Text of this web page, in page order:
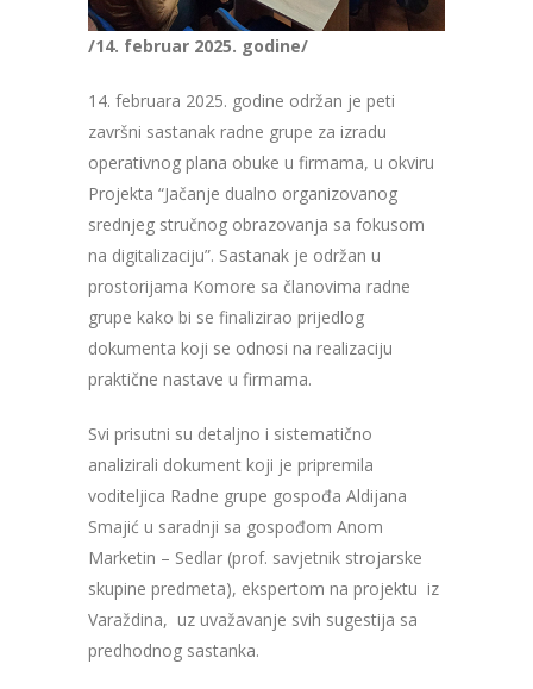
/14. februar 2025. godine/
14. februara 2025. godine održan je peti
završni sastanak radne grupe za izradu
operativnog plana obuke u firmama, u okviru
Projekta “Jačanje dualno organizovanog
srednjeg stručnog obrazovanja sa fokusom
na digitalizaciju”. Sastanak je održan u
prostorijama Komore sa članovima radne
grupe kako bi se finalizirao prijedlog
dokumenta koji se odnosi na realizaciju
praktične nastave u firmama.
Svi prisutni su detaljno i sistematično
analizirali dokument koji je pripremila
voditeljica Radne grupe gospođa Aldijana
Smajić u saradnji sa gospođom Anom
Marketin – Sedlar (prof. savjetnik strojarske
skupine predmeta), ekspertom na projektu iz
Varaždina, uz uvažavanje svih sugestija sa
predhodnog sastanka.